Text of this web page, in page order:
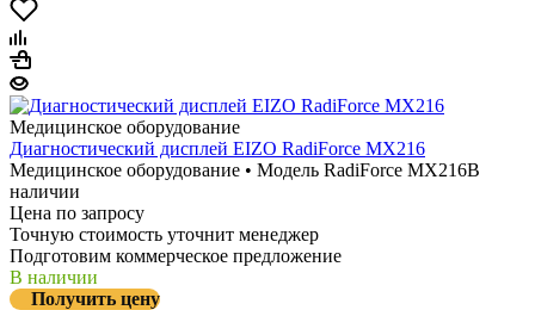
Медицинское оборудование
Диагностический дисплей EIZO RadiForce MX216
Медицинское оборудование • Модель RadiForce MX216В
наличии
Цена по запросу
Точную стоимость уточнит менеджер
Подготовим коммерческое предложение
В наличии
Получить цену